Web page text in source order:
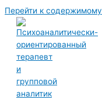
Перейти к содержимому